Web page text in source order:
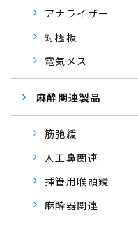
アナライザー
対極板
電気メス
麻酔関連製品
筋弛緩
人工鼻関連
挿管用喉頭鏡
麻酔器関連